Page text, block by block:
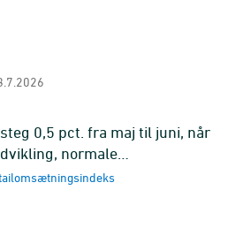
0,5 pct. fra maj til juni, når
normale
af handelsdage. Det er